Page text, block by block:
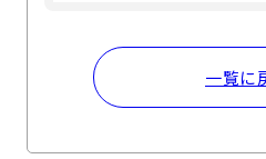
一覧に